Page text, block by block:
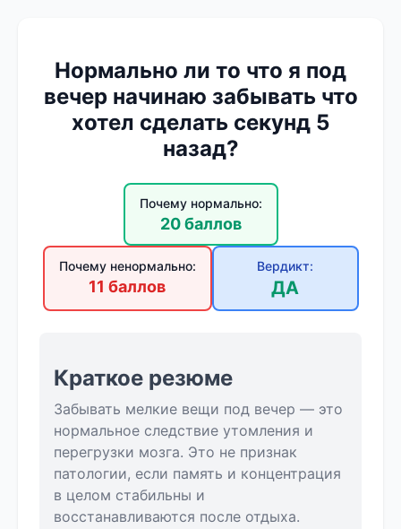
Нормально ли то что я под
вечер начинаю забывать что
хотел сделать секунд 5
назад?
Почему нормально:
20 баллов
Почему ненормально:
11 баллов
Вердикт:
ДА
Краткое резюме
Забывать мелкие вещи под вечер — это
нормальное следствие утомления и
перегрузки мозга. Это не признак
патологии, если память и концентрация
в целом стабильны и
восстанавливаются после отдыха.